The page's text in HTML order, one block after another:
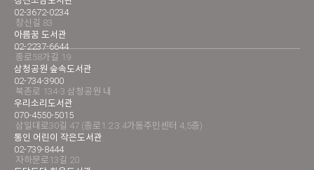
02-3672-0234
창신길 83
아름꿈 도서관
02-2237-6644
종로58가길 19
삼청공원 숲속도서관
02-734-3900
북촌로 134-3 삼청공원 내
우리소리도서관
070-4550-5015
삼일대로30길 47 (종로1.2.3.4가동주민센터 4,5층)
통인 어린이 작은도서관
02-739-8444
자하문로13길 20